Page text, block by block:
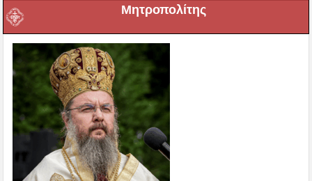
Μητροπολίτης